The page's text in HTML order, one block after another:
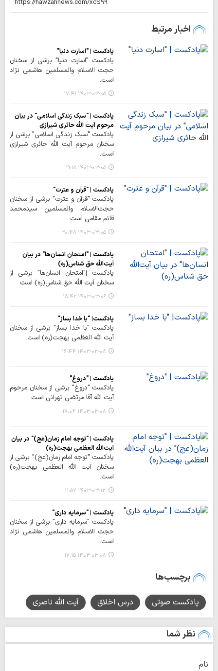
اخبار مرتبط
پادکست | "اسارت دنیا"
پادکست "اسارت دنیا" برشی از سخنان
حجت الاسلام والمسلمین هاشمی نژاد
است.
۱۴۰۳-۰۳-۰۵ ۱۷:۴۱
پادکست | "سبک زندگی اسلامی" در بیان
مرحوم آیت الله حائری شیرازی
پادکست "سبک زندگی اسلامی" برشی از
سخنان مرحوم آیت الله حائری شیرازی
است.
۱۴۰۳-۰۳-۰۵ ۱۹:۱۵
پادکست | "قرآن و عترت"
پادکست "قرآن و عترت" برشی از سخنان
حجت‌الاسلام والمسلمین سیدمحمد
قائم مقامی است.
۱۴۰۳-۰۳-۰۵ ۲۰:۴۸
پادکست | "امتحان انسان‌ها" در بیان
آیت‌الله حق شناس(ره)
پادکست |"امتحان انسان‌ها" برشی از
سخنان آیت الله حق شناس(ره) است
۱۴۰۳-۰۳-۰۶ ۱۸:۴۲
پادکست| "با خدا بساز"
پادکست "با خدا بساز" برشی از سخنان
آیت الله العظمی بهجت(ره) است.
۱۴۰۳-۰۳-۰۸ ۱۶:۴۴
پادکست | "دروغ"
پادکست "دروغ" برشی از سخنان مرحوم
آیت الله آقا مرتضی تهرانی است.
۱۴۰۳-۰۳-۰۸ ۱۷:۰۴
پادکست | "توجه امام زمان(عج)" در بیان
آیت‌‎الله العظمی بهجت(ره)
پادکست "توجه امام زمان(عج)" برشی از
سخنان آیت الله العظمی بهجت(ره)
است.
۱۴۰۳-۰۳-۱۳ ۱۱:۵۷
پادکست | "سرمایه داری"
پادکست "سرمایه داری" برشی از سخنان
حجت الاسلام والمسلمین هاشمی نژاد
است.
۱۴۰۳-۰۳-۰۸ ۱۷:۱۵
برچسب‌ها
پادکست صوتی درس اخلاق آیت الله ناصری
نظر شما
نام